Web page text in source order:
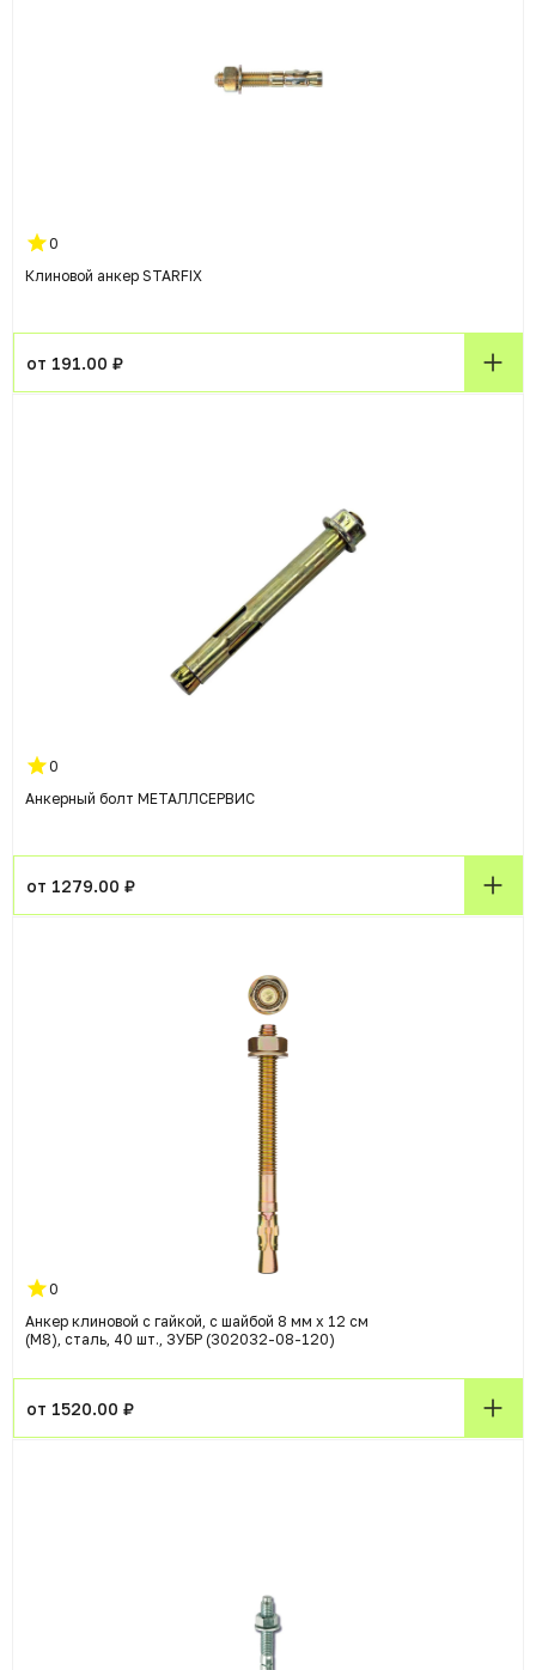
0
Клиновой анкер STARFIX
от 191.00 ₽
0
Анкерный болт МЕТАЛЛСЕРВИС
от 1279.00 ₽
0
Анкер клиновой с гайкой, с шайбой 8 мм x 12 см
(M8), сталь, 40 шт., ЗУБР (302032-08-120)
от 1520.00 ₽